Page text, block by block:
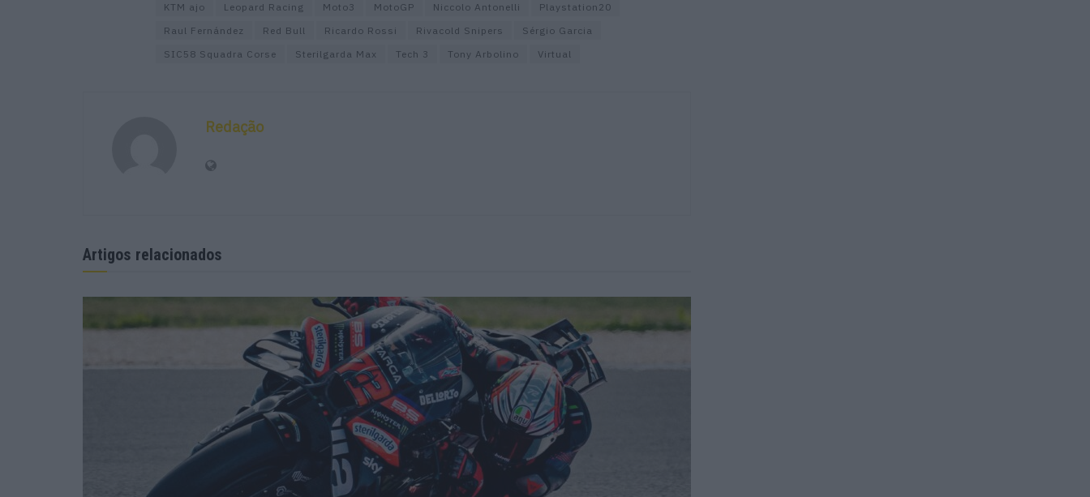
KTM ajo
Leopard Racing Moto3 MotoGP Niccolo Antonelli
Playstation20
Raul Fernández
Red Bull Ricardo Rossi Rivacold Snipers
Sérgio Garcia
SIC58 Squadra Corse
Sterilgarda Max Tech 3 Tony Arbolino Virtual
Redação
Artigos relacionados